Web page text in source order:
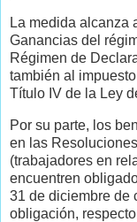
La medida alcanza
Ganancias del
Régimen de
también al
Título IV de la Ley
Por su parte, los
en las
(trabajadores en
encuentren
31 de diciembre de
obligación,